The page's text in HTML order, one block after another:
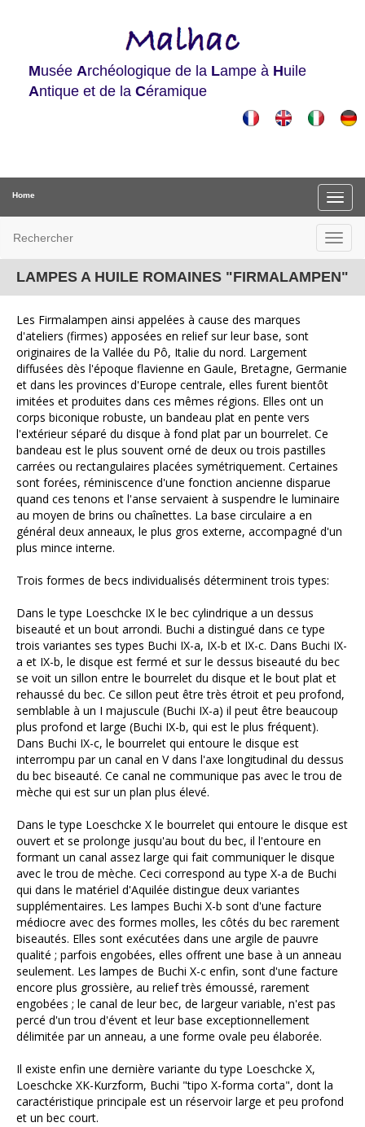
Musée Archéologique de la Lampe à Huile
Antique et de la Céramique
Home
Rechercher
LAMPES A HUILE ROMAINES "FIRMALAMPEN"
Les Firmalampen ainsi appelées à cause des marques
d'ateliers (firmes) apposées en relief sur leur base, sont
originaires de la Vallée du Pô, Italie du nord. Largement
diffusées dès l'époque flavienne en Gaule, Bretagne, Germanie
et dans les provinces d'Europe centrale, elles furent bientôt
imitées et produites dans ces mêmes régions. Elles ont un
corps biconique robuste, un bandeau plat en pente vers
l'extérieur séparé du disque à fond plat par un bourrelet. Ce
bandeau est le plus souvent orné de deux ou trois pastilles
carrées ou rectangulaires placées symétriquement. Certaines
sont forées, réminiscence d'une fonction ancienne disparue
quand ces tenons et l'anse servaient à suspendre le luminaire
au moyen de brins ou chaînettes. La base circulaire a en
général deux anneaux, le plus gros externe, accompagné d'un
plus mince interne.
Trois formes de becs individualisés déterminent trois types:
Dans le type Loeschcke IX le bec cylindrique a un dessus
biseauté et un bout arrondi. Buchi a distingué dans ce type
trois variantes ses types Buchi IX-a, IX-b et IX-c. Dans Buchi IX-
a et IX-b, le disque est fermé et sur le dessus biseauté du bec
se voit un sillon entre le bourrelet du disque et le bout plat et
rehaussé du bec. Ce sillon peut être très étroit et peu profond,
semblable à un I majuscule (Buchi IX-a) il peut être beaucoup
plus profond et large (Buchi IX-b, qui est le plus fréquent).
Dans Buchi IX-c, le bourrelet qui entoure le disque est
interrompu par un canal en V dans l'axe longitudinal du dessus
du bec biseauté. Ce canal ne communique pas avec le trou de
mèche qui est sur un plan plus élevé.
Dans le type Loeschcke X le bourrelet qui entoure le disque est
ouvert et se prolonge jusqu'au bout du bec, il l'entoure en
formant un canal assez large qui fait communiquer le disque
avec le trou de mèche. Ceci correspond au type X-a de Buchi
qui dans le matériel d'Aquilée distingue deux variantes
supplémentaires. Les lampes Buchi X-b sont d'une facture
médiocre avec des formes molles, les côtés du bec rarement
biseautés. Elles sont exécutées dans une argile de pauvre
qualité ; parfois engobées, elles offrent une base à un anneau
seulement. Les lampes de Buchi X-c enfin, sont d'une facture
encore plus grossière, au relief très émoussé, rarement
engobées ; le canal de leur bec, de largeur variable, n'est pas
percé d'un trou d'évent et leur base exceptionnellement
délimitée par un anneau, a une forme ovale peu élaborée.
Il existe enfin une dernière variante du type Loeschcke X,
Loeschcke XK-Kurzform, Buchi "tipo X-forma corta", dont la
caractéristique principale est un réservoir large et peu profond
et un bec court.